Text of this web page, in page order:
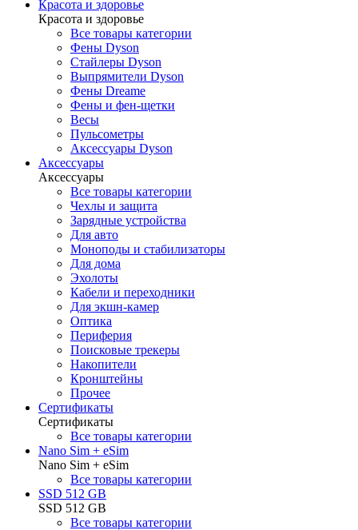
Красота и здоровье
Красота и здоровье
Все товары категории
Фены Dyson
Стайлеры Dyson
Выпрямители Dyson
Фены Dreame
Фены и фен-щетки
Весы
Пульсометры
Аксессуары Dyson
Аксессуары
Аксессуары
Все товары категории
Чехлы и защита
Зарядные устройства
Для авто
Моноподы и стабилизаторы
Для дома
Эхолоты
Кабели и переходники
Для экшн-камер
Оптика
Периферия
Поисковые трекеры
Накопители
Кронштейны
Прочее
Сертификаты
Сертификаты
Все товары категории
Nano Sim + eSim
Nano Sim + eSim
Все товары категории
SSD 512 GB
SSD 512 GB
Все товары категории